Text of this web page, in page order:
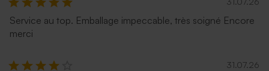
Service au top. Emballage impeccable, très soigné Encore
merci
31.07.26